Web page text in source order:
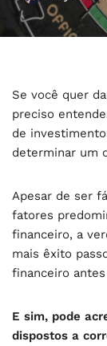
Se você quer
preciso
de
determinar um
Apesar de ser
fatores
financeiro, a
mais êxito
financeiro
E sim, pode
dispostos a